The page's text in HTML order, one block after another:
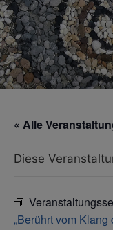
« Alle
Diese
„Berührt vom Klang